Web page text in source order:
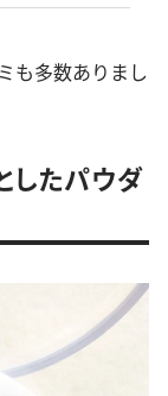
も多数ありまし
したパウダ